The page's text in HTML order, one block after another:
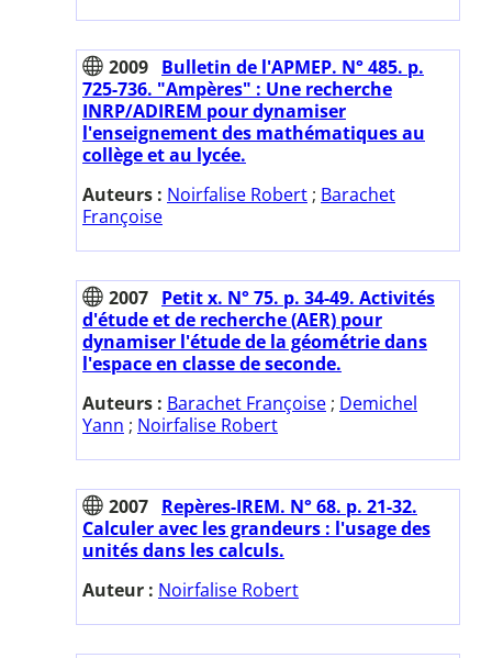
2009 Bulletin de l'APMEP. N° 485. p.
725-736. "Ampères" : Une recherche
INRP/ADIREM pour dynamiser
l'enseignement des mathématiques au
collège et au lycée.
Auteurs : Noirfalise Robert ; Barachet
Françoise
2007 Petit x. N° 75. p. 34-49. Activités
d'étude et de recherche (AER) pour
dynamiser l'étude de la géométrie dans
l'espace en classe de seconde.
Auteurs : Barachet Françoise ; Demichel
Yann ; Noirfalise Robert
2007 Repères-IREM. N° 68. p. 21-32.
Calculer avec les grandeurs : l'usage des
unités dans les calculs.
Auteur : Noirfalise Robert